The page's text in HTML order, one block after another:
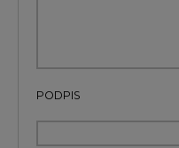
PODPIS